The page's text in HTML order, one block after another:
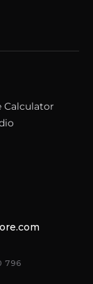
Calculator
796